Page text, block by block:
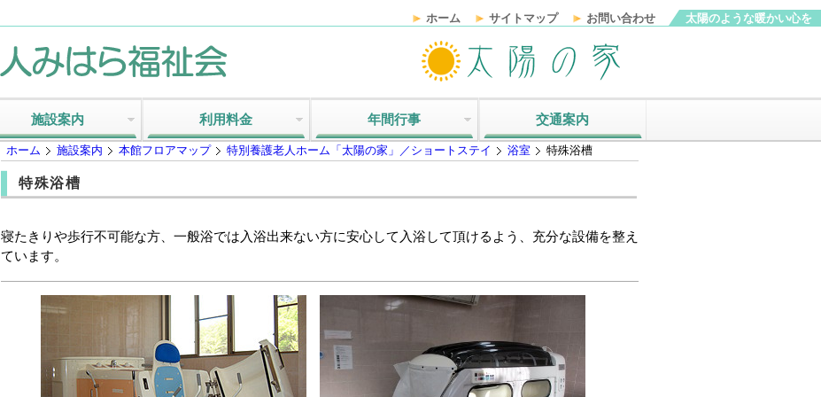
太陽のような暖かい心を
ホーム サイトマップ お問い合わせ
施設案内 利用料金 年間行事 交通案内
ホーム 施設案内 本館フロアマップ 特別養護老人ホーム「太陽の家」／ショートステイ 浴室 特殊浴槽
特殊浴槽
寝たきりや歩行不可能な方、一般浴では入浴出来ない方に安心して入浴して頂けるよう、充分な設備を整え
ています。